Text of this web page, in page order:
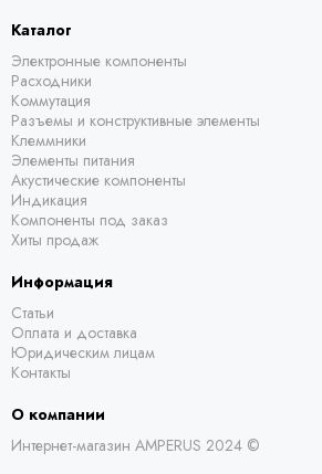
Каталог
Электронные компоненты
Расходники
Коммутация
Разъемы и конструктивные элементы
Клеммники
Элементы питания
Акустические компоненты
Индикация
Компоненты под заказ
Хиты продаж
Информация
Статьи
Оплата и доставка
Юридическим лицам
Контакты
О компании
Интернет-магазин AMPERUS 2024 ©